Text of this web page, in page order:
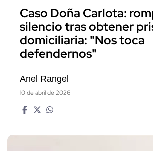
Caso Doña Carlota:
silencio tras obtener
domiciliaria: "Nos toca
defendernos"
Anel Rangel
10 de abril de 2026